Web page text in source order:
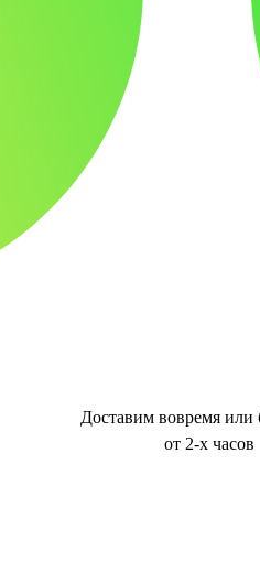
Доставим вовремя или
от 2-х часов